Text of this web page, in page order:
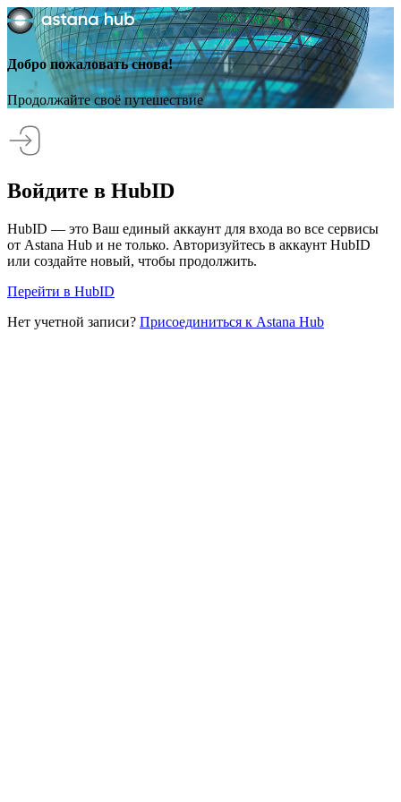
Добро пожаловать снова!
Продолжайте своё путешествие
Войдите в HubID
HubID — это Ваш единый аккаунт для входа во все сервисы
от Astana Hub и не только. Авторизуйтесь в аккаунт HubID
или создайте новый, чтобы продолжить.
Перейти в HubID
Нет учетной записи? Присоединиться к Astana Hub